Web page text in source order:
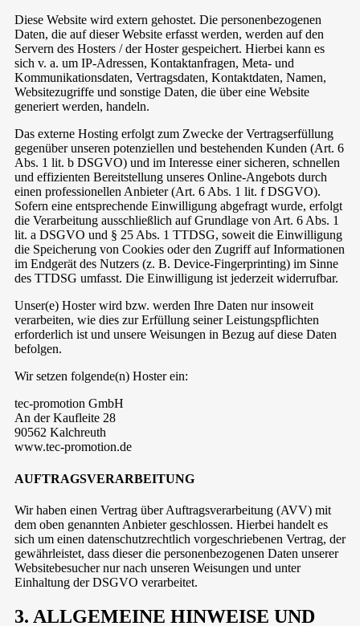
Diese Website wird extern gehostet. Die personenbezogenen
Daten, die auf dieser Website erfasst werden, werden auf den
Servern des Hosters / der Hoster gespeichert. Hierbei kann es
sich v. a. um IP-Adressen, Kontaktanfragen, Meta- und
Kommunikationsdaten, Vertragsdaten, Kontaktdaten, Namen,
Websitezugriffe und sonstige Daten, die über eine Website
generiert werden, handeln.
Das externe Hosting erfolgt zum Zwecke der Vertragserfüllung
gegenüber unseren potenziellen und bestehenden Kunden (Art. 6
Abs. 1 lit. b DSGVO) und im Interesse einer sicheren, schnellen
und effizienten Bereitstellung unseres Online-Angebots durch
einen professionellen Anbieter (Art. 6 Abs. 1 lit. f DSGVO).
Sofern eine entsprechende Einwilligung abgefragt wurde, erfolgt
die Verarbeitung ausschließlich auf Grundlage von Art. 6 Abs. 1
lit. a DSGVO und § 25 Abs. 1 TTDSG, soweit die Einwilligung
die Speicherung von Cookies oder den Zugriff auf Informationen
im Endgerät des Nutzers (z. B. Device-Fingerprinting) im Sinne
des TTDSG umfasst. Die Einwilligung ist jederzeit widerrufbar.
Unser(e) Hoster wird bzw. werden Ihre Daten nur insoweit
verarbeiten, wie dies zur Erfüllung seiner Leistungspflichten
erforderlich ist und unsere Weisungen in Bezug auf diese Daten
befolgen.
Wir setzen folgende(n) Hoster ein:
tec-promotion GmbH
An der Kaufleite 28
90562 Kalchreuth
www.tec-promotion.de
AUFTRAGSVERARBEITUNG
Wir haben einen Vertrag über Auftragsverarbeitung (AVV) mit
dem oben genannten Anbieter geschlossen. Hierbei handelt es
sich um einen datenschutzrechtlich vorgeschriebenen Vertrag, der
gewährleistet, dass dieser die personenbezogenen Daten unserer
Websitebesucher nur nach unseren Weisungen und unter
Einhaltung der DSGVO verarbeitet.
3. ALLGEMEINE HINWEISE UND